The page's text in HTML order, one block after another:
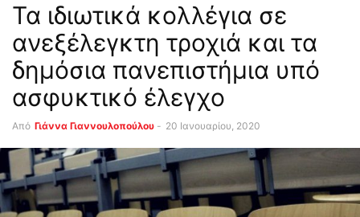
Τα ιδιωτικά κολλέγια σε
ανεξέλεγκτη τροχιά και τα
δημόσια πανεπιστήμια υπό
ασφυκτικό έλεγχο
Από Γιάννα Γιαννουλοπούλου - 20 Ιανουαρίου, 2020